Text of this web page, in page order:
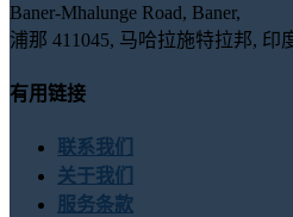
Baner-Mhalunge Road, Baner,
浦那 411045, 马哈拉施特拉邦, 印
有用链接
联系我们
关于我们
服务条款